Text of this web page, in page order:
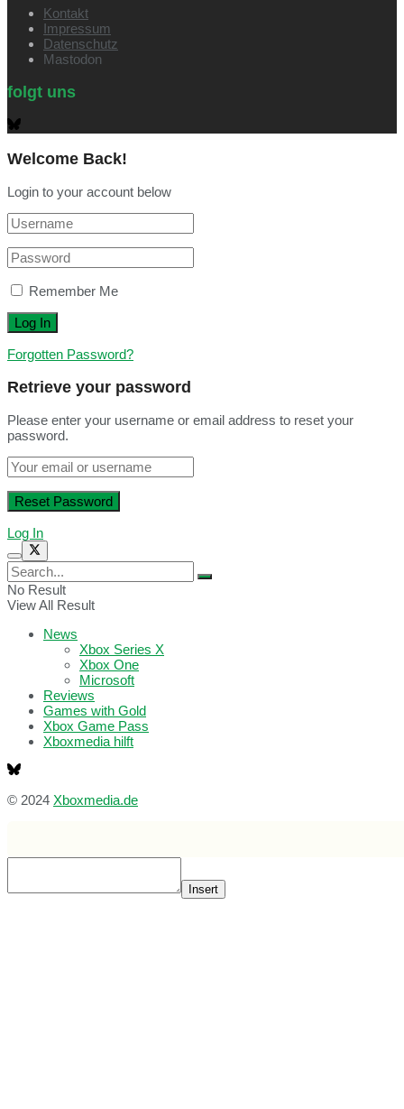
Kontakt
Impressum
Datenschutz
Mastodon
folgt uns
Welcome Back!
Login to your account below
Remember Me
Forgotten Password?
Retrieve your password
Please enter your username or email address to reset your
password.
Log In
No Result
View All Result
News
Xbox Series X
Xbox One
Microsoft
Reviews
Games with Gold
Xbox Game Pass
Xboxmedia hilft
© 2024 Xboxmedia.de
Insert